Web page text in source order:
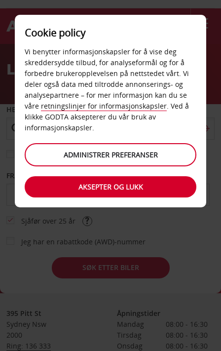
Welcome
AvisLeiebil World Square
HENT FRA
Velg et annet leveringssted
FRA DATO TIL DATO
Sjåfør over 25 år
Jeg har en rabattkode (AWD)-nummer
SØK ETTER BILER
395 Pitt St
Sydney Nsw
2000
Ring: 136 333
Åpningstider
Mandag
08:00 - 16:30
Tirsdag
08:00 - 16:30
Onsdag
08:00 - 16:30
Cookie policy
Vi benytter informasjonskapsler for å vise deg
skreddersydde tilbud, for analyseformål og for å
forbedre brukeropplevelsen på nettstedet vårt. Vi
deler også data med tiltrodde annonserings- og
analysepartnere – for mer informasjon kan du se
våre retningslinjer for informasjonskapsler. Ved å
klikke GODTA aksepterer du vår bruk av
informasjonskapsler.
ADMINISTRER PREFERANSER
AKSEPTER OG LUKK